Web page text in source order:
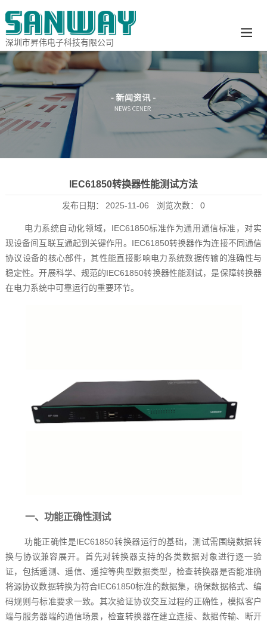
深圳市昇伟电子科技有限公司
IEC61850转换器性能测试方法
发布日期： 2025-11-06 浏览次数： 0
电力系统自动化领域，IEC61850标准作为通用通信标准，对实
现设备间互联互通起到关键作用。IEC61850转换器作为连接不同通信
协议设备的核心部件，其性能直接影响电力系统数据传输的准确性与
稳定性。开展科学、规范的IEC61850转换器性能测试，是保障转换器
在电力系统中可靠运行的重要环节。
一、功能正确性测试
功能正确性是IEC61850转换器运行的基础，测试需围绕数据转
换与协议兼容展开。首先对转换器支持的各类数据对象进行逐一验
证，包括遥测、遥信、遥控等典型数据类型，检查转换器是否能准确
将源协议数据转换为符合IEC61850标准的数据集，确保数据格式、编
码规则与标准要求一致。其次验证协议交互过程的正确性，模拟客户
端与服务器端的通信场景，检查转换器在建立连接、数据传输、断开